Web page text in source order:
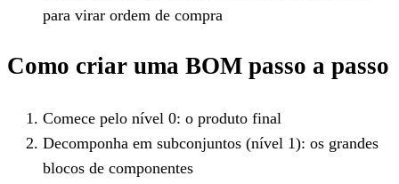
para virar ordem de compra
Como criar uma BOM passo a passo
Comece pelo nível 0: o produto final
Decomponha em subconjuntos (nível 1): os grandes
blocos de componentes